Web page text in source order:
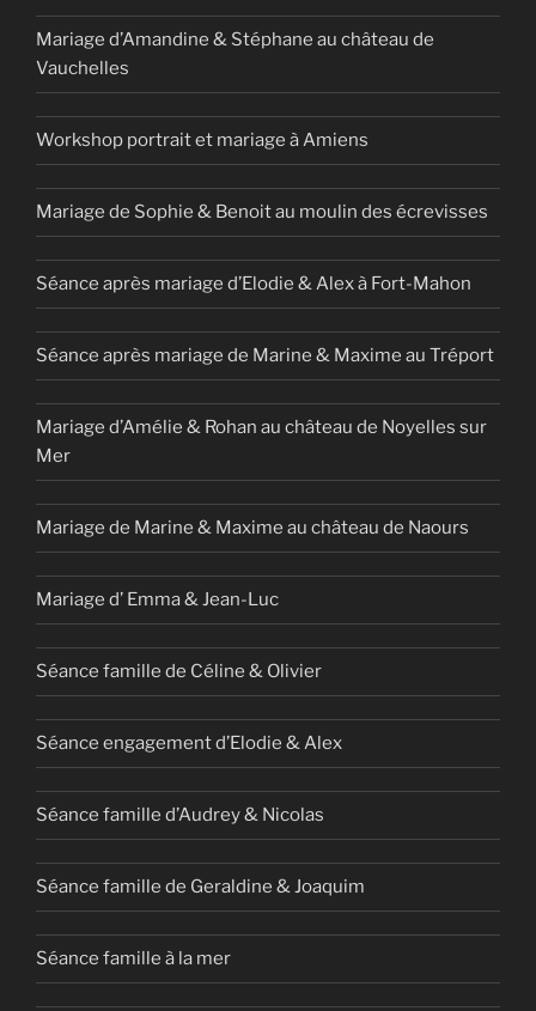
Mariage d’Amandine & Stéphane au château de
Vauchelles
Workshop portrait et mariage à Amiens
Mariage de Sophie & Benoit au moulin des écrevisses
Séance après mariage d’Elodie & Alex à Fort-Mahon
Séance après mariage de Marine & Maxime au Tréport
Mariage d’Amélie & Rohan au château de Noyelles sur
Mer
Mariage de Marine & Maxime au château de Naours
Mariage d’ Emma & Jean-Luc
Séance famille de Céline & Olivier
Séance engagement d’Elodie & Alex
Séance famille d’Audrey & Nicolas
Séance famille de Geraldine & Joaquim
Séance famille à la mer